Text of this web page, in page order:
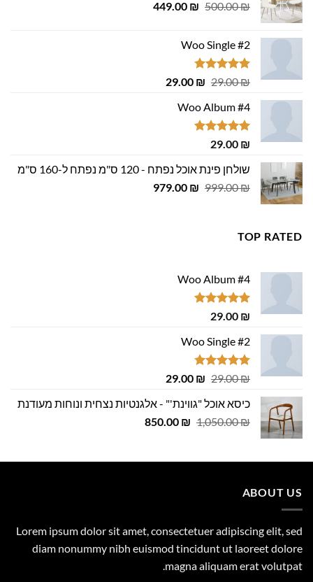
500.00₪
המחיר
500.00 ₪.
449.00 ₪
המחיר
Woo Single #2
דורג4.75
29.00₪
המחיר
היה:
29.00 ₪.
29.00 ₪
המחיר
Woo Album #4
דורג5.00
29.00 ₪
שולחן פינת אוכל נפתח - 120 ס"מ נפתח ל-160 ס"מ
999.00₪
המחיר
979.00 ₪
המחיר
TOP RATED
Woo Album #4
דורג5.00
29.00 ₪
Woo Single #2
דורג4.75
29.00₪
המחיר
היה:
29.00 ₪.
29.00 ₪
המחיר
הוא:
29.00 ₪.
כיסא אוכל "גווינת'" - אלגנטיות נצחית ונוחות מעודנת
1,050.00₪
המחיר
1,050.00 ₪.
850.00 ₪
המחיר
850.00 ₪.
ABOUT US
Lorem ipsum dolor sit amet, consectetuer adipiscing elit, sed
diam nonummy nibh euismod tincidunt ut laoreet dolore
magna aliquam erat volutpat.